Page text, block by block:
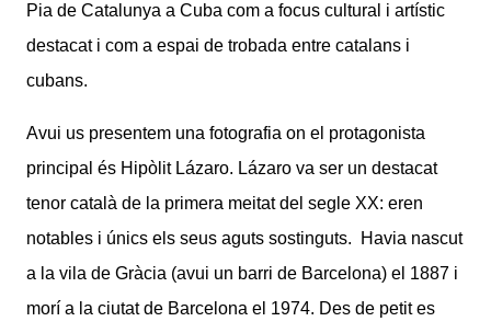
Pia de Catalunya a Cuba com a focus cultural i artístic
destacat i com a espai de trobada entre catalans i
cubans.
Avui us presentem una fotografia on el protagonista
principal és Hipòlit Lázaro. Lázaro va ser un destacat
tenor català de la primera meitat del segle XX: eren
notables i únics els seus aguts sostinguts. Havia nascut
a la vila de Gràcia (avui un barri de Barcelona) el 1887 i
morí a la ciutat de Barcelona el 1974. Des de petit es